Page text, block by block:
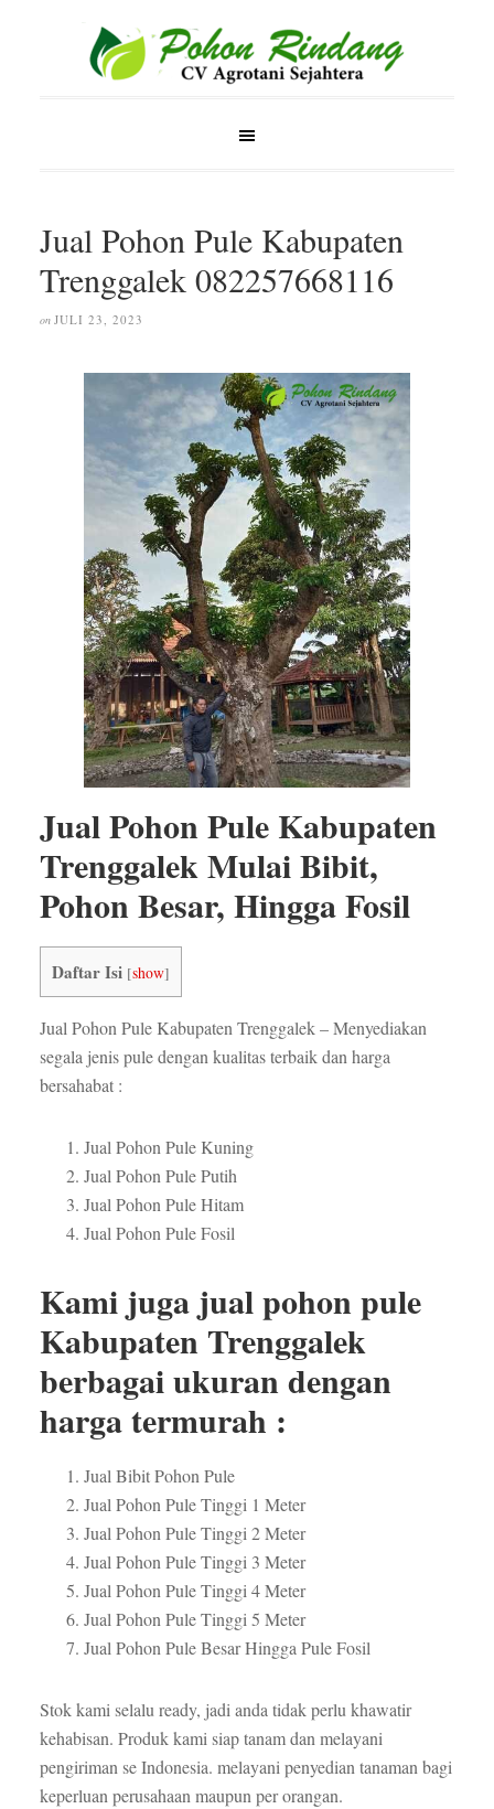
Jual Pohon Pule Kabupaten
Trenggalek 082257668116
on JULI 23, 2023
Jual Pohon Pule Kabupaten
Trenggalek Mulai Bibit,
Pohon Besar, Hingga Fosil
Daftar Isi [show]
Jual Pohon Pule Kabupaten Trenggalek – Menyediakan
segala jenis pule dengan kualitas terbaik dan harga
bersahabat :
Jual Pohon Pule Kuning
Jual Pohon Pule Putih
Jual Pohon Pule Hitam
Jual Pohon Pule Fosil
Kami juga jual pohon pule
Kabupaten Trenggalek
berbagai ukuran dengan
harga termurah :
Jual Bibit Pohon Pule
Jual Pohon Pule Tinggi 1 Meter
Jual Pohon Pule Tinggi 2 Meter
Jual Pohon Pule Tinggi 3 Meter
Jual Pohon Pule Tinggi 4 Meter
Jual Pohon Pule Tinggi 5 Meter
Jual Pohon Pule Besar Hingga Pule Fosil
Stok kami selalu ready, jadi anda tidak perlu khawatir
kehabisan. Produk kami siap tanam dan melayani
pengiriman se Indonesia. melayani penyedian tanaman bagi
keperluan perusahaan maupun per orangan.